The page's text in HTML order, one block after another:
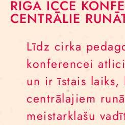
RIGA ICCE
CENTRĀLIE
Līdz cirka
konferencei
un ir īstais
centrālajiem
meistarklašu